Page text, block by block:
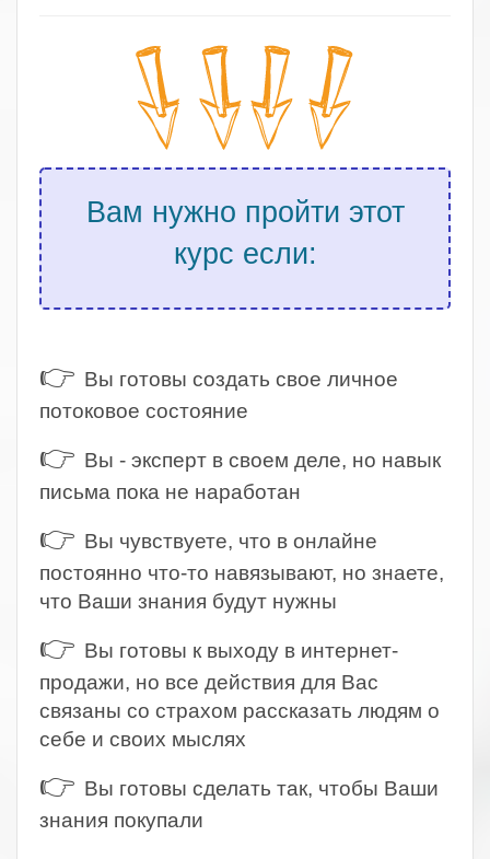
Вам нужно пройти этот
курс если:
👉 Вы готовы создать свое личное
потоковое состояние
👉 Вы - эксперт в своем деле, но навык
письма пока не наработан
👉 Вы чувствуете, что в онлайне
постоянно что-то навязывают, но знаете,
что Ваши знания будут нужны
👉 Вы готовы к выходу в интернет-
продажи, но все действия для Вас
связаны со страхом рассказать людям о
себе и своих мыслях
👉 Вы готовы сделать так, чтобы Ваши
знания покупали